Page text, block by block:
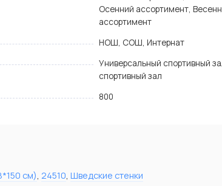
Осенний ассортимент,
ассортимент
НОШ, СОШ, Интернат
Универсальный спортивный
спортивный зал
800
см), 24510, Шведские стенки